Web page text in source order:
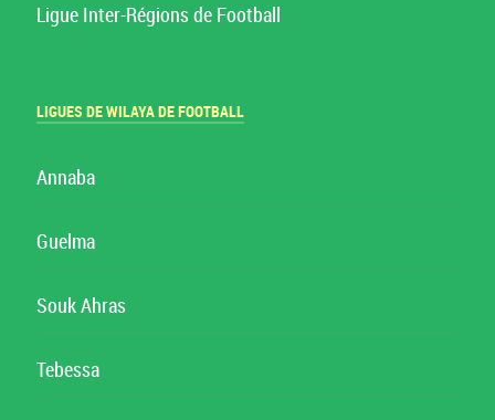
Ligue Inter-Régions de Football
LIGUES DE WILAYA DE FOOTBALL
Annaba
Guelma
Souk Ahras
Tebessa